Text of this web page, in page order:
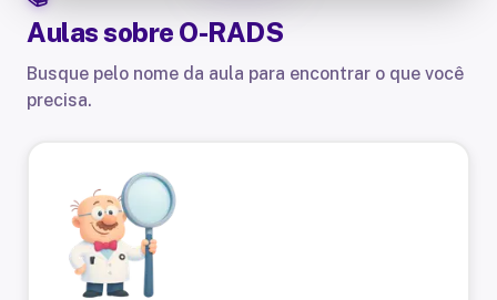
Aulas sobre O-RADS
Busque pelo nome da aula para encontrar o que você
precisa.